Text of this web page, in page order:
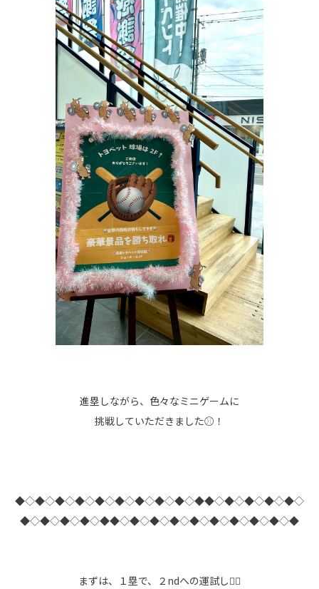
進塁しながら、色々なミニゲームに
挑戦していただきました⚾！
◆◇◆◇◆◇◆◇◆◇◆◇◆◇◆◇◆◇◆◆◇◆◇◆◇◆◇◆◇
◆◇◆◇◆◇◆◇◆◆◇◆◇◆◇◆◇◆◇◆◇◆◇◆◇◆◇◆
まずは、１塁で、２ndへの運試し👍🏻